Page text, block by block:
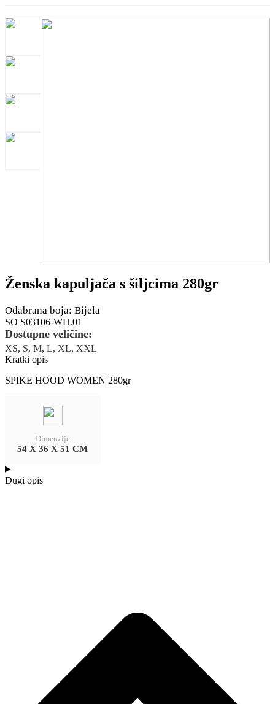
Ženska kapuljača s šiljcima 280gr
Odabrana boja: Bijela
SO S03106-WH.01
Dostupne veličine:
XS, S, M, L, XL, XXL
Kratki opis
SPIKE HOOD WOMEN 280gr
Dimenzije
54 X 36 X 51 CM
Dugi opis